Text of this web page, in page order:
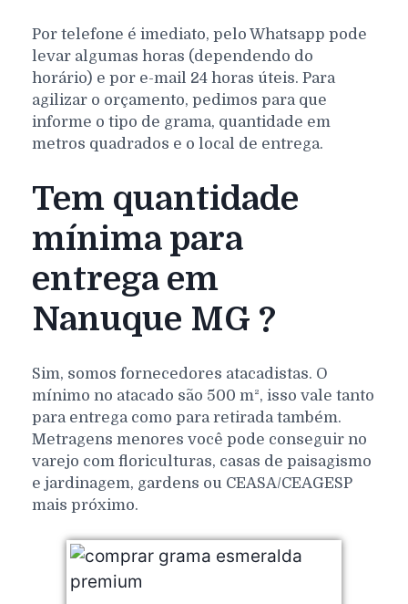
Por telefone é imediato, pelo Whatsapp pode
levar algumas horas (dependendo do
horário) e por e-mail 24 horas úteis. Para
agilizar o orçamento, pedimos para que
informe o tipo de grama, quantidade em
metros quadrados e o local de entrega.
Tem quantidade
mínima para
entrega em
Nanuque MG ?
Sim, somos fornecedores atacadistas. O
mínimo no atacado são 500 m², isso vale tanto
para entrega como para retirada também.
Metragens menores você pode conseguir no
varejo com floriculturas, casas de paisagismo
e jardinagem, gardens ou CEASA/CEAGESP
mais próximo.